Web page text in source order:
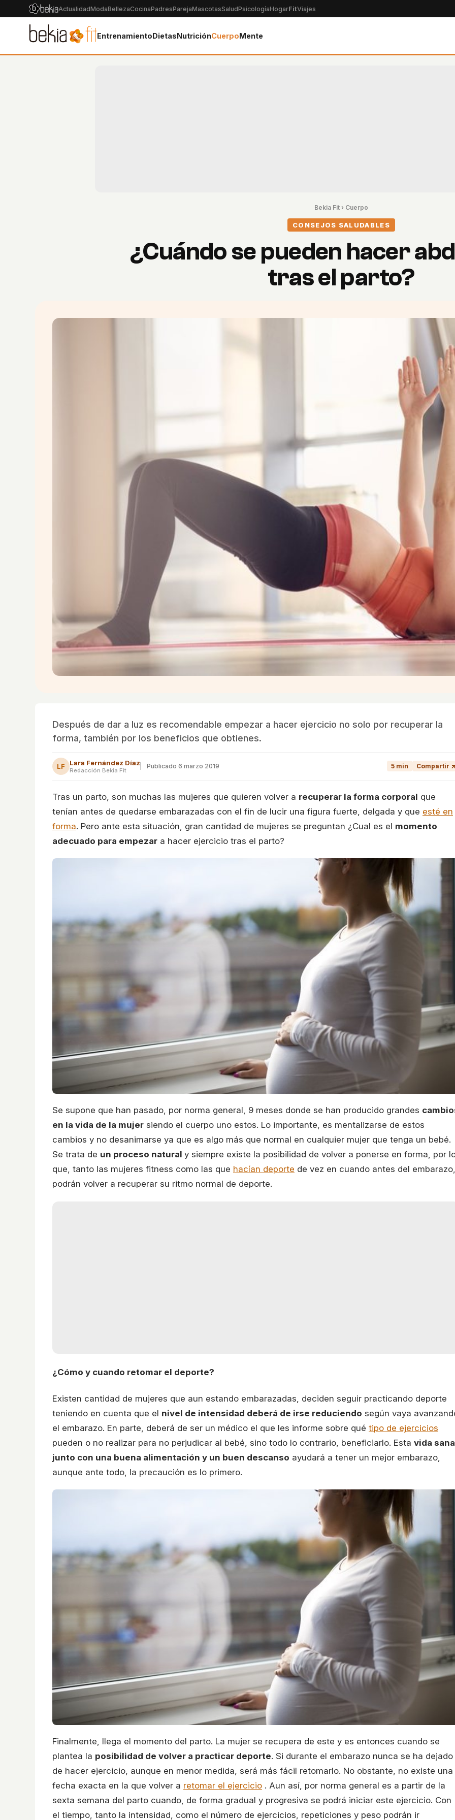
ActualidadModaBellezaCocinaPadresParejaMascotasSaludPsicologíaHogarFitViajes
EntrenamientoDietasNutriciónCuerpoMente
Bekia Fit › Cuerpo
CONSEJOS SALUDABLES
¿Cuándo se pueden hacer
tras el parto?
Después de dar a luz es recomendable empezar a hacer ejercicio no solo por recuperar la
forma, también por los beneficios que obtienes.
LF Lara Fernández Díaz
Redacción Bekia Fit
Publicado 6 marzo 2019 5 min Compartir ↗
Tras un parto, son muchas las mujeres que quieren volver a recuperar la forma corporal que
tenían antes de quedarse embarazadas con el fin de lucir una figura fuerte, delgada y que esté en
forma. Pero ante esta situación, gran cantidad de mujeres se preguntan ¿Cual es el momento
adecuado para empezar a hacer ejercicio tras el parto?
Se supone que han pasado, por norma general, 9 meses donde se han producido grandes
en la vida de la mujer siendo el cuerpo uno estos. Lo importante, es mentalizarse de estos
cambios y no desanimarse ya que es algo más que normal en cualquier mujer que tenga un bebé.
Se trata de un proceso natural y siempre existe la posibilidad de volver a ponerse en forma, por
que, tanto las mujeres fitness como las que hacían deporte de vez en cuando antes del embarazo,
podrán volver a recuperar su ritmo normal de deporte.
¿Cómo y cuando retomar el deporte?
Existen cantidad de mujeres que aun estando embarazadas, deciden seguir practicando deporte
teniendo en cuenta que el nivel de intensidad deberá de irse reduciendo según vaya
el embarazo. En parte, deberá de ser un médico el que les informe sobre qué tipo de ejercicios
pueden o no realizar para no perjudicar al bebé, sino todo lo contrario, beneficiarlo. Esta vida sana
junto con una buena alimentación y un buen descanso ayudará a tener un mejor embarazo,
aunque ante todo, la precaución es lo primero.
Finalmente, llega el momento del parto. La mujer se recupera de este y es entonces cuando se
plantea la posibilidad de volver a practicar deporte. Si durante el embarazo nunca se ha dejado
de hacer ejercicio, aunque en menor medida, será más fácil retomarlo. No obstante, no existe una
fecha exacta en la que volver a retomar el ejercicio . Aun así, por norma general es a partir de la
sexta semana del parto cuando, de forma gradual y progresiva se podrá iniciar este ejercicio. Con
el tiempo, tanto la intensidad, como el número de ejercicios, repeticiones y peso podrán ir